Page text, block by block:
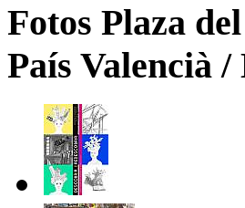
Fotos Plaza
País Valencià